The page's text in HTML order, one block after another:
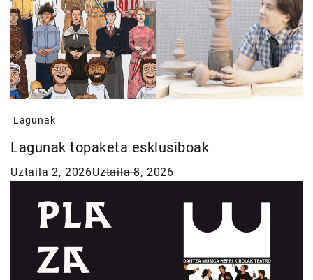
Lagunak
Lagunak topaketa esklusiboak
Uztaila 2, 2026Uztaila 8, 2026